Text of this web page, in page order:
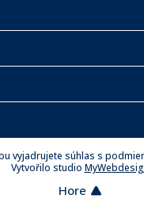
vyjadrujete súhlas s
Vytvořilo studio
Hore